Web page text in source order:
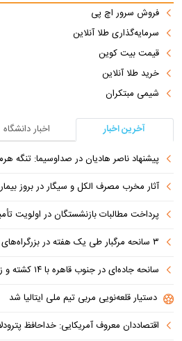
فروش سرور اچ پی
سرمایه‌گذاری طلا آنلاین
قیمت بیت کوین
خرید طلا آنلاین
شیمی مبتکران
آخرین اخبار
اخبار دانشگاه
پیشنهاد ناصر هادیان در صداوسیما: تنگه
آثار مخرب مصرف الکل و سیگار در بروز
پرداخت مطالبات بازنشستگان در اولویت تأمین
۳ سانحه مرگبار طی یک هفته در بزرگراه‌های تهران؛ هشدار دوباره به رانندگان و عابران
سانحه جاده‌ای در جنوب قاهره با ۱۴ کشته و زخمی
دستیار قلعه‌نویی مربی تیم ملی ایتالیا شد
اقتصاددان معروف آمریکایی: خداحافظ